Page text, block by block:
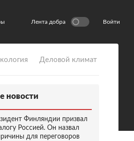
Лента добра Войти
Деловой климат
новости
Финляндии призвал
Россией. Он назвал
для переговоров